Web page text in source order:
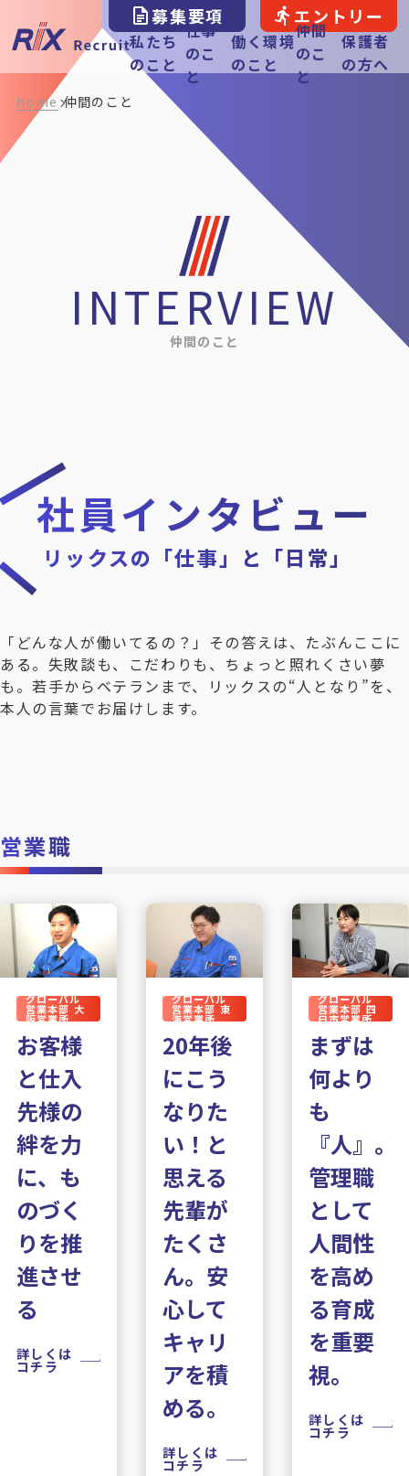
募集要項 エントリー
私たち
のこと
仕事
のこ
と
働く環境
のこと
仲間
のこ
と
保護者
の方へ
home 仲間のこと
INTERVIEW
仲間のこと
社員インタビュー
リックスの「仕事」と「日常」
「どんな人が働いてるの？」その答えは、たぶんここに
ある。失敗談も、こだわりも、ちょっと照れくさい夢
も。若手からベテランまで、リックスの“人となり”を、
本人の言葉でお届けします。
営業職
グローバル
営業本部 大
阪営業所
お客様
と仕入
先様の
絆を力
に、も
のづく
りを推
進させ
る
詳しくは
コチラ
グローバル
営業本部 東
海営業所
20年後
にこう
なりた
い！と
思える
先輩が
たくさ
ん。安
心して
キャリ
アを積
める。
詳しくは
コチラ
グローバル
営業本部 四
日市営業所
まずは
何より
も
『人』。
管理職
として
人間性
を高め
る育成
を重要
視。
詳しくは
コチラ